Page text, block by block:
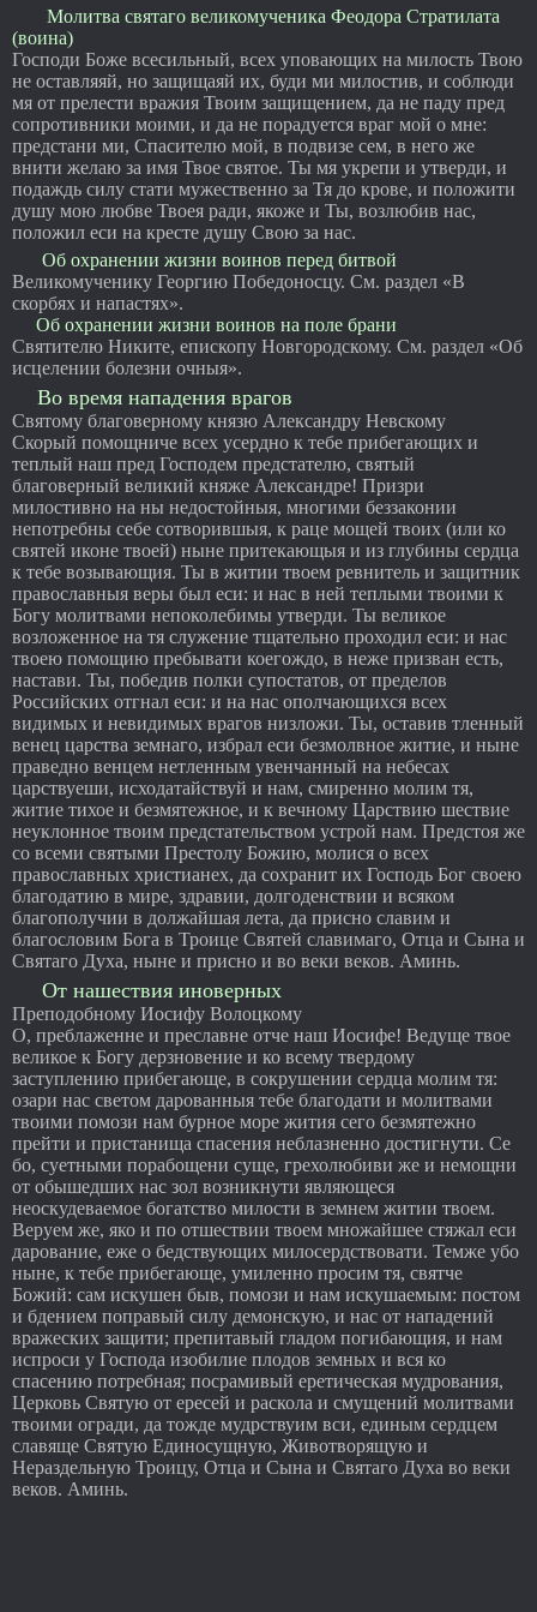
Молитва святаго великомученика Феодора Стратилата
(воина)
Господи Боже всесильный, всех уповающих на милость Твою
не оставляяй, но защищаяй их, буди ми милостив, и соблюди
мя от прелести вражия Твоим защищением, да не паду пред
сопротивники моими, и да не порадуется враг мой о мне:
предстани ми, Спасителю мой, в подвизе сем, в него же
внити желаю за имя Твое святое. Ты мя укрепи и утверди, и
подаждь силу стати мужественно за Тя до крове, и положити
душу мою любве Твоея ради, якоже и Ты, возлюбив нас,
положил еси на кресте душу Свою за нас.
Об охранении жизни воинов перед битвой
Великомученику Георгию Победоносцу. См. раздел «В
скорбях и напастях».
Об охранении жизни воинов на поле брани
Святителю Никите, епископу Новгородскому. См. раздел «Об
исцелении болезни очныя».
Во время нападения врагов
Святому благоверному князю Александру Невскому
Скорый помощниче всех усердно к тебе прибегающих и
теплый наш пред Господем предстателю, святый
благоверный великий княже Александре! Призри
милостивно на ны недостойныя, многими беззаконии
непотребны себе сотворившыя, к раце мощей твоих (или ко
святей иконе твоей) ныне притекающыя и из глубины сердца
к тебе возывающия. Ты в житии твоем ревнитель и защитник
православныя веры был еси: и нас в ней теплыми твоими к
Богу молитвами непоколебимы утверди. Ты великое
возложенное на тя служение тщательно проходил еси: и нас
твоею помощию пребывати коегождо, в неже призван есть,
настави. Ты, победив полки супостатов, от пределов
Российских отгнал еси: и на нас ополчающихся всех
видимых и невидимых врагов низложи. Ты, оставив тленный
венец царства земнаго, избрал еси безмолвное житие, и ныне
праведно венцем нетленным увенчанный на небесах
царствуеши, исходатайствуй и нам, смиренно молим тя,
житие тихое и безмятежное, и к вечному Царствию шествие
неуклонное твоим предстательством устрой нам. Предстоя же
со всеми святыми Престолу Божию, молися о всех
православных христианех, да сохранит их Господь Бог своею
благодатию в мире, здравии, долгоденствии и всяком
благополучии в должайшая лета, да присно славим и
благословим Бога в Троице Святей славимаго, Отца и Сына и
Святаго Духа, ныне и присно и во веки веков. Аминь.
От нашествия иноверных
Преподобному Иосифу Волоцкому
О, преблаженне и преславне отче наш Иосифе! Ведуще твое
великое к Богу дерзновение и ко всему твердому
заступлению прибегающе, в сокрушении сердца молим тя:
озари нас светом дарованныя тебе благодати и молитвами
твоими помози нам бурное море жития сего безмятежно
прейти и пристанища спасения неблазненно достигнути. Се
бо, суетными порабощени суще, грехолюбиви же и немощни
от обышедших нас зол возникнути являющеся
неоскудеваемое богатство милости в земнем житии твоем.
Веруем же, яко и по отшествии твоем множайшее стяжал еси
дарование, еже о бедствующих милосердствовати. Темже убо
ныне, к тебе прибегающе, умиленно просим тя, святче
Божий: сам искушен быв, помози и нам искушаемым: постом
и бдением поправый силу демонскую, и нас от нападений
вражеских защити; препитавый гладом погибающия, и нам
испроси у Господа изобилие плодов земных и вся ко
спасению потребная; посрамивый еретическая мудрования,
Церковь Святую от ересей и раскола и смущений молитвами
твоими огради, да тожде мудрствуим вси, единым сердцем
славяще Святую Единосущную, Животворящую и
Нераздельную Троицу, Отца и Сына и Святаго Духа во веки
веков. Аминь.